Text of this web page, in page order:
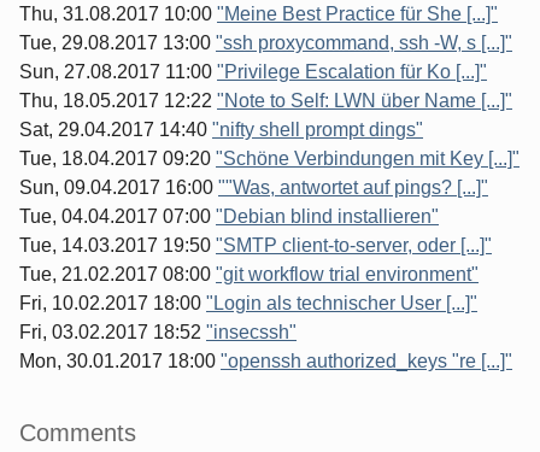
Thu, 31.08.2017 10:00 "Meine Best Practice für She [...]"
Tue, 29.08.2017 13:00 "ssh proxycommand, ssh -W, s [...]"
Sun, 27.08.2017 11:00 "Privilege Escalation für Ko [...]"
Thu, 18.05.2017 12:22 "Note to Self: LWN über Name [...]"
Sat, 29.04.2017 14:40 "nifty shell prompt dings"
Tue, 18.04.2017 09:20 "Schöne Verbindungen mit Key [...]"
Sun, 09.04.2017 16:00 ""Was, antwortet auf pings? [...]"
Tue, 04.04.2017 07:00 "Debian blind installieren"
Tue, 14.03.2017 19:50 "SMTP client-to-server, oder [...]"
Tue, 21.02.2017 08:00 "git workflow trial environment"
Fri, 10.02.2017 18:00 "Login als technischer User [...]"
Fri, 03.02.2017 18:52 "insecssh"
Mon, 30.01.2017 18:00 "openssh authorized_keys "re [...]"
Comments